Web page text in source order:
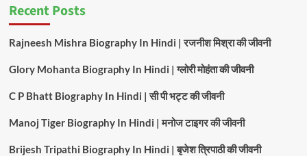
Recent Posts
Rajneesh Mishra Biography In Hindi | रजनीश मिश्रा की जीवनी
Glory Mohanta Biography In Hindi | ग्लोरी मोहंता की जीवनी
C P Bhatt Biography In Hindi | सी पी भट्ट की जीवनी
Manoj Tiger Biography In Hindi | मनोज टाइगर की जीवनी
Brijesh Tripathi Biography In Hindi | बृजेश त्रिपाठी की जीवनी